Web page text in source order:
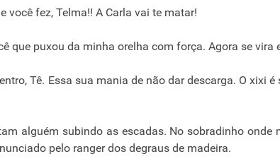
você fez, Telma!! A Carla vai te matar!
que puxou da minha orelha com força. Agora se vira
Tê. Essa sua mania de não dar descarga. O xixi
alguém subindo as escadas. No sobradinho onde
pelo ranger dos degraus de madeira.